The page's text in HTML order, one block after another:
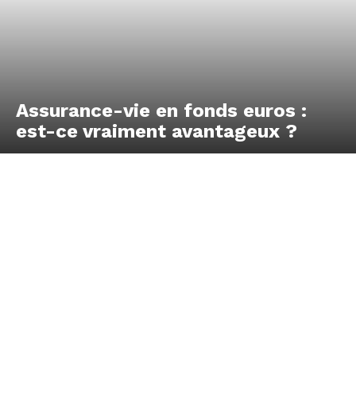
Assurance-vie en fonds euros :
est-ce vraiment avantageux ?